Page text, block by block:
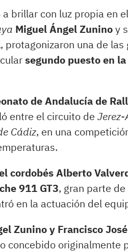
brillar con luz propia en el
Miguel Ángel Zuninoy
, protagonizaron una de
segundo puesto en
de Andalucía de
entre el circuito de Jerez-
Cádiz, en una
cordobés Alberto
911 GT3, gran parte
en la actuación del
Zunino y Francisco
concebido originalmente